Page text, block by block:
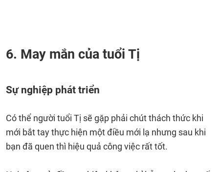
6. May mắn của tuổi Tị
Sự nghiệp phát triển
Có thể người tuổi Tị sẽ gặp phải chút thách thức khi
mới bắt tay thực hiện một điều mới lạ nhưng sau khi
bạn đã quen thì hiệu quả công việc rất tốt.